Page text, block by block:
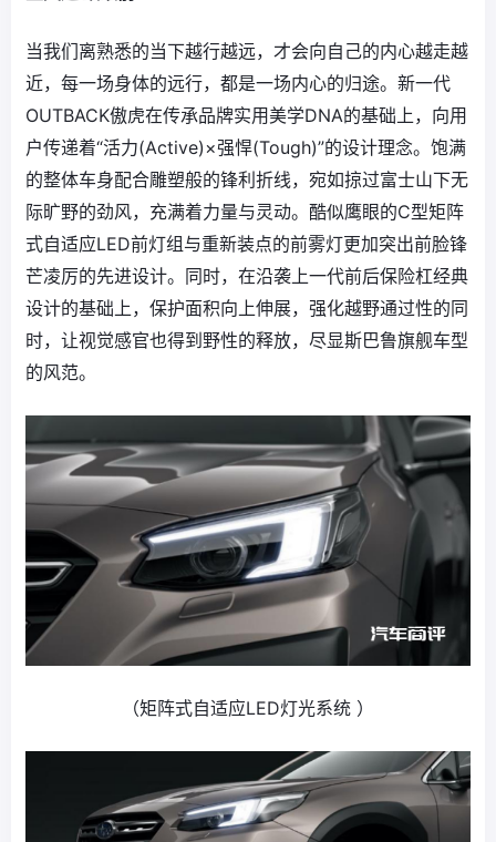
当我们离熟悉的当下越行越远，才会向自己的内心越走越
近，每一场身体的远行，都是一场内心的归途。新一代
OUTBACK傲虎在传承品牌实用美学DNA的基础上，向用
户传递着“活力(Active)×强悍(Tough)”的设计理念。饱满
的整体车身配合雕塑般的锋利折线，宛如掠过富士山下无
际旷野的劲风，充满着力量与灵动。酷似鹰眼的C型矩阵
式自适应LED前灯组与重新装点的前雾灯更加突出前脸锋
芒凌厉的先进设计。同时，在沿袭上一代前后保险杠经典
设计的基础上，保护面积向上伸展，强化越野通过性的同
时，让视觉感官也得到野性的释放，尽显斯巴鲁旗舰车型
的风范。
（矩阵式自适应LED灯光系统 ）